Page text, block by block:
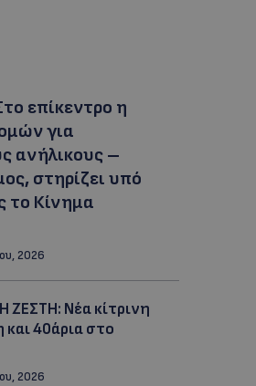
επίκεντρο η
για
ανήλικους –
στηρίζει υπό
το Κίνημα
2026
ΖΕΣΤΗ: Νέα κίτρινη
40άρια στο
2026